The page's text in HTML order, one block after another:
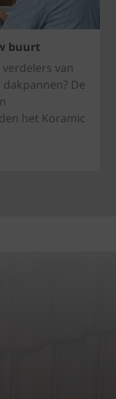
buurt
van
De
het Koramic